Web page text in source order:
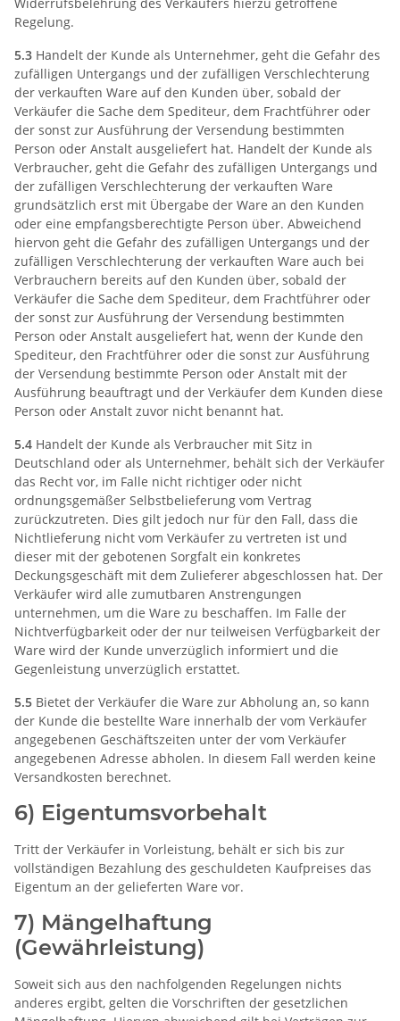
Regelung.
5.3 Handelt der Kunde als Unternehmer, geht die Gefahr des
zufälligen Untergangs und der zufälligen Verschlechterung
der verkauften Ware auf den Kunden über, sobald der
Verkäufer die Sache dem Spediteur, dem Frachtführer oder
der sonst zur Ausführung der Versendung bestimmten
Person oder Anstalt ausgeliefert hat. Handelt der Kunde als
Verbraucher, geht die Gefahr des zufälligen Untergangs und
der zufälligen Verschlechterung der verkauften Ware
grundsätzlich erst mit Übergabe der Ware an den Kunden
oder eine empfangsberechtigte Person über. Abweichend
hiervon geht die Gefahr des zufälligen Untergangs und der
zufälligen Verschlechterung der verkauften Ware auch bei
Verbrauchern bereits auf den Kunden über, sobald der
Verkäufer die Sache dem Spediteur, dem Frachtführer oder
der sonst zur Ausführung der Versendung bestimmten
Person oder Anstalt ausgeliefert hat, wenn der Kunde den
Spediteur, den Frachtführer oder die sonst zur Ausführung
der Versendung bestimmte Person oder Anstalt mit der
Ausführung beauftragt und der Verkäufer dem Kunden diese
Person oder Anstalt zuvor nicht benannt hat.
5.4 Handelt der Kunde als Verbraucher mit Sitz in
Deutschland oder als Unternehmer, behält sich der Verkäufer
das Recht vor, im Falle nicht richtiger oder nicht
ordnungsgemäßer Selbstbelieferung vom Vertrag
zurückzutreten. Dies gilt jedoch nur für den Fall, dass die
Nichtlieferung nicht vom Verkäufer zu vertreten ist und
dieser mit der gebotenen Sorgfalt ein konkretes
Deckungsgeschäft mit dem Zulieferer abgeschlossen hat. Der
Verkäufer wird alle zumutbaren Anstrengungen
unternehmen, um die Ware zu beschaffen. Im Falle der
Nichtverfügbarkeit oder der nur teilweisen Verfügbarkeit der
Ware wird der Kunde unverzüglich informiert und die
Gegenleistung unverzüglich erstattet.
5.5 Bietet der Verkäufer die Ware zur Abholung an, so kann
der Kunde die bestellte Ware innerhalb der vom Verkäufer
angegebenen Geschäftszeiten unter der vom Verkäufer
angegebenen Adresse abholen. In diesem Fall werden keine
Versandkosten berechnet.
6) Eigentumsvorbehalt
Tritt der Verkäufer in Vorleistung, behält er sich bis zur
vollständigen Bezahlung des geschuldeten Kaufpreises das
Eigentum an der gelieferten Ware vor.
7) Mängelhaftung
(Gewährleistung)
Soweit sich aus den nachfolgenden Regelungen nichts
anderes ergibt, gelten die Vorschriften der gesetzlichen